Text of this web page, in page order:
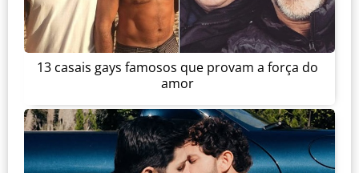
13 casais gays famosos que provam a força do
amor